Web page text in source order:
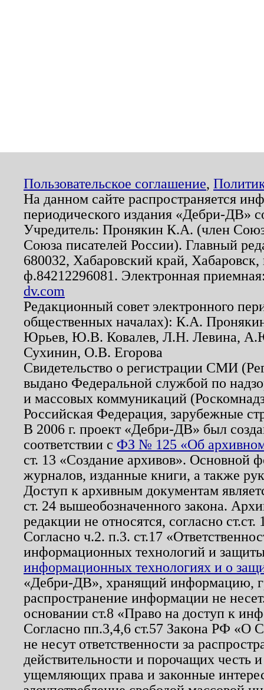
Пользовательское соглашение,
На данном сайте распространяется
периодического издания «Дебри-ДВ»
Учредитель: Пронякин К.А. (член
Союза писателей России). Главный
680032, Хабаровский край,
ф.84212296081. Электронная
dv.com
Редакционный совет электронного
общественных началах): К.А.
Юрьев, Ю.В. Ковалев, Л.Н. Левина,
Сухинин, О.В. Егорова
Свидетельство о регистрации СМИ
выдано Федеральной службой по
и массовых коммуникаций
Российская Федерация, зарубежные
В 2006 г. проект «Дебри-ДВ» был
соответствии с ФЗ № 125 «Об
ст. 13 «Создание архивов». Основной
журналов, изданные книги, а также
Доступ к архивным документам
ст. 24 вышеобозначенного закона.
редакции не относятся, согласно
Согласно ч.2. п.3. ст.17
информационных технологий и
информационных технологиях и о
«Дебри-ДВ», хранящий информацию,
распространение информации не
основании ст.8 «Право на доступ к
Согласно пп.3,4,6 ст.57 Закона РФ «О
не несут ответственности за
действительности и порочащих честь
ущемляющих права и законные